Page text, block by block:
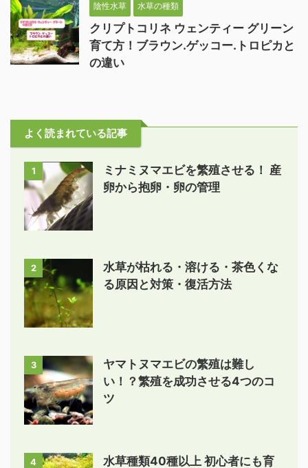
陰性水草 水草の種類
クリプトコリネ ウェンティー グリーン
育て方！ブラウン.ゲッコー.トロピカと
の違い
よく読まれている記事
1
ミナミヌマエビを繁殖させる！ 産
卵から抱卵・卵の管理
2
水草が枯れる・溶ける・茶色くな
る原因と対策・復活方法
3
ヤマトヌマエビの繁殖は難し
い！？繁殖を成功させる4つのコ
ツ
4
水草種類40種以上 初心者にも育